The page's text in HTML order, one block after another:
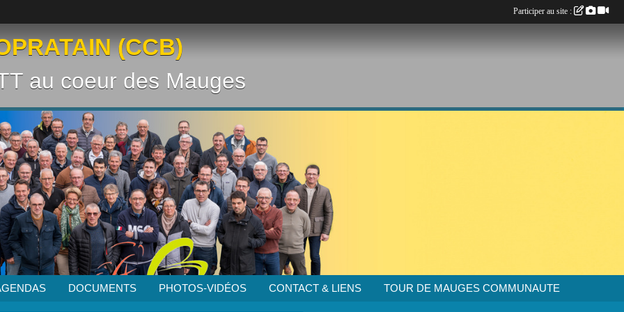
(CCB)
au coeur des Mauges
DOCUMENTS PHOTOS-VIDÉOS CONTACT & LIENS TOUR DE MAUGES COMMUNAUTE
Participer au site :